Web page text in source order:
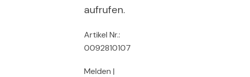
aufrufen.
Artikel Nr.:
0092810107
Melden |